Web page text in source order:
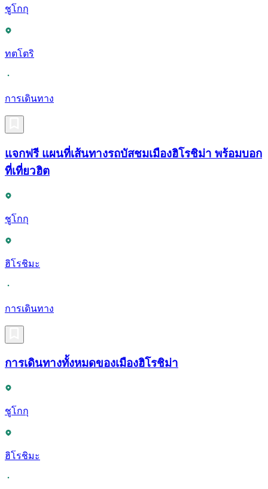
ชูโกกุ
ทตโตริ
การเดินทาง
แจกฟรี แผนที่เส้นทางรถบัสชมเมืองฮิโรชิม่า พร้อมบอก
ที่เที่ยวฮิต
ชูโกกุ
ฮิโรชิมะ
การเดินทาง
การเดินทางทั้งหมดของเมืองฮิโรชิม่า
ชูโกกุ
ฮิโรชิมะ